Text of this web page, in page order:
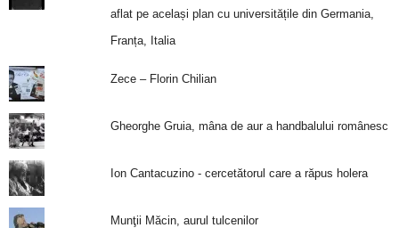
aflat pe același plan cu universitățile din Germania,
Franța, Italia
Zece – Florin Chilian
Gheorghe Gruia, mâna de aur a handbalului românesc
Ion Cantacuzino - cercetătorul care a răpus holera
Munţii Măcin, aurul tulcenilor